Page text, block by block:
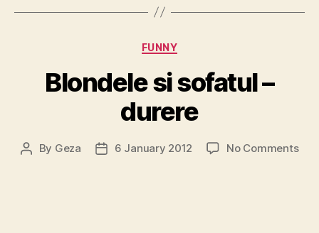
Categories
FUNNY
Blondele si sofatul –
durere
Post
By Geza
Post6 January 2012 No Commentson